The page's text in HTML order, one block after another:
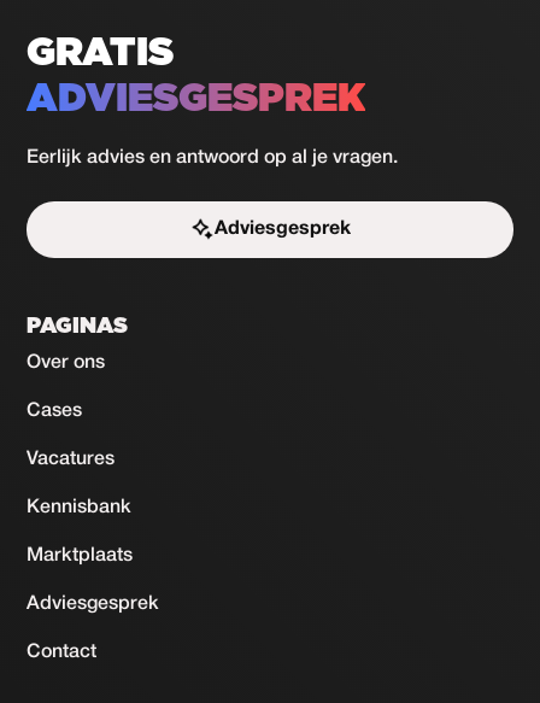
GRATIS
ADVIESGESPREK
Eerlijk advies en antwoord op al je vragen.
Adviesgesprek
Start de uitdaging
PAGINAS
Over ons
Cases
Vacatures
Kennisbank
Marktplaats
Adviesgesprek
Contact